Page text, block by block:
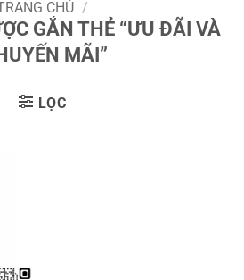
CHỦ /
GẮN THẺ “ƯU ĐÃI VÀ
MÃI”
LỌC